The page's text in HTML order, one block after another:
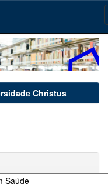
Christus